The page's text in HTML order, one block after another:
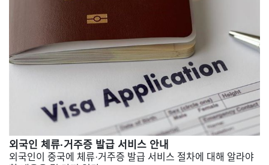
외국인 체류·거주증 발급 서비스 안내
외국인이 중국에 체류·거주증 발급 서비스 절차에 대해 알라야